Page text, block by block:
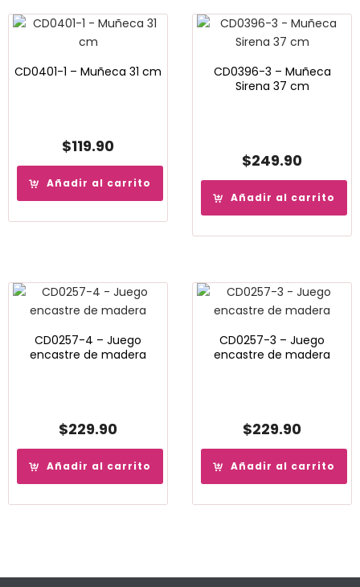
CD0401-1 – Muñeca 31 cm
$119.90
Añadir al carrito
CD0396-3 – Muñeca
Sirena 37 cm
$249.90
Añadir al carrito
CD0257-4 – Juego
encastre de madera
$229.90
Añadir al carrito
CD0257-3 – Juego
encastre de madera
$229.90
Añadir al carrito